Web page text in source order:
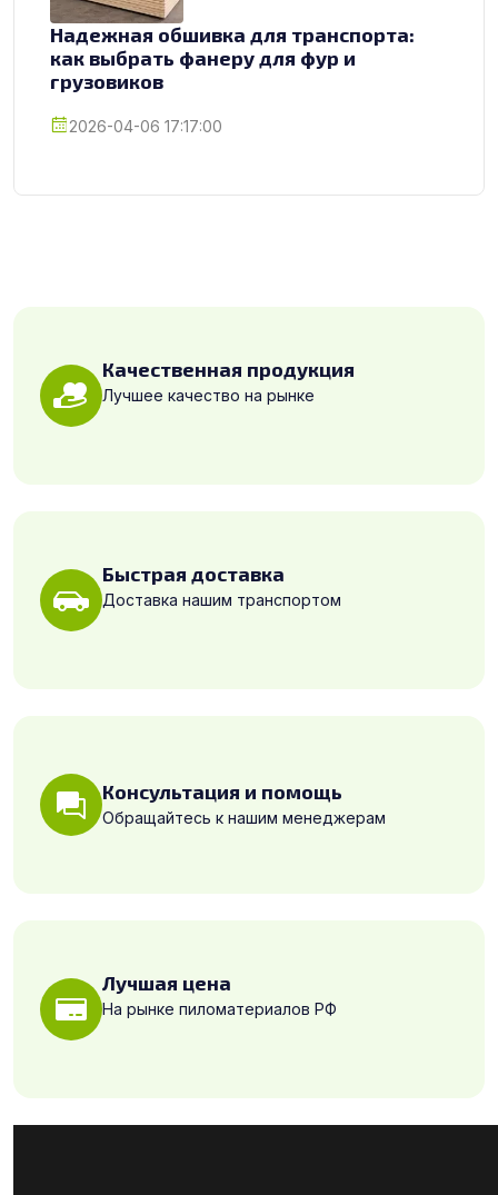
Надежная обшивка для транспорта:
как выбрать фанеру для фур и
грузовиков
2026-04-06 17:17:00
Качественная продукция
Лучшее качество на рынке
Быстрая доставка
Доставка нашим транспортом
Консультация и помощь
Обращайтесь к нашим менеджерам
Лучшая цена
На рынке пиломатериалов РФ